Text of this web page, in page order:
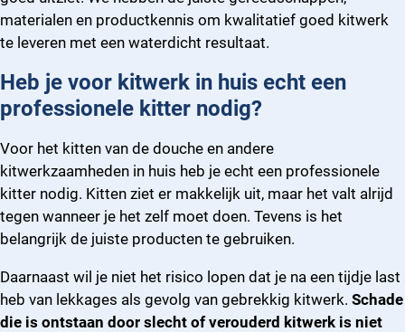
materialen en productkennis om kwalitatief goed kitwerk
te leveren met een waterdicht resultaat.
Heb je voor kitwerk in huis echt een
professionele kitter nodig?
Voor het kitten van de douche en andere
kitwerkzaamheden in huis heb je echt een professionele
kitter nodig. Kitten ziet er makkelijk uit, maar het valt alrijd
tegen wanneer je het zelf moet doen. Tevens is het
belangrijk de juiste producten te gebruiken.
Daarnaast wil je niet het risico lopen dat je na een tijdje last
heb van lekkages als gevolg van gebrekkig kitwerk. Schade
die is ontstaan door slecht of verouderd kitwerk is niet